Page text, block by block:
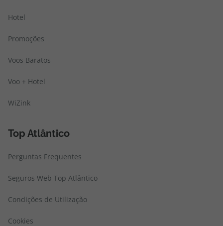
Hotel
Promoções
Voos Baratos
Voo + Hotel
WiZink
Top Atlântico
Perguntas Frequentes
Seguros Web Top Atlântico
Condições de Utilização
Cookies